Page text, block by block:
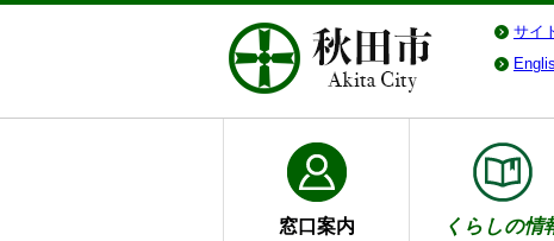
サイ
窓口案内 くらしの情